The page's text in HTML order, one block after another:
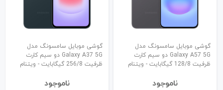
گوشی موبایل سامسونگ مدل
Galaxy A57 5G دو سیم کارت
ظرفیت 128/8 گیگابایت - ویتنام
نا‌موجود
گوشی موبایل سامسونگ مدل
Galaxy A37 5G دو سیم کارت
ظرفیت 256/8 گیگابایت - ویتنام
نا‌موجود